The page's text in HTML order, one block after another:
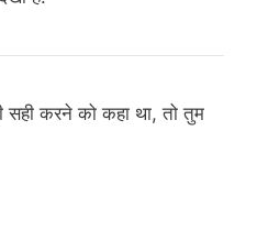
करने को कहा था, तो तुम